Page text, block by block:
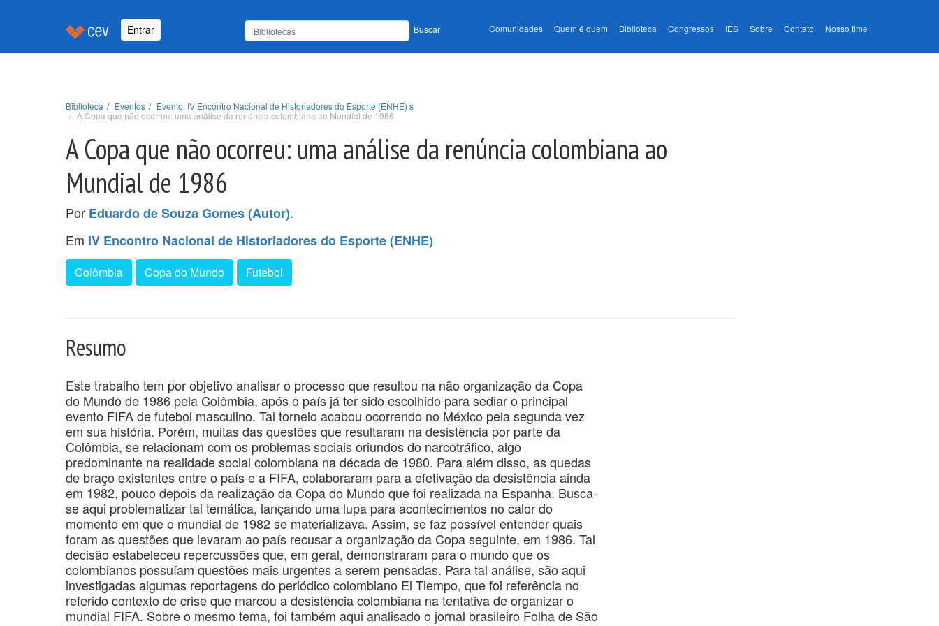
Entrar Buscar Comunidades Quem é quem Biblioteca Congressos IES Sobre Contato Nosso time
Biblioteca Eventos
Evento: IV Encontro Nacional de Historiadores do Esporte (ENHE) s
A Copa que não ocorreu: uma análise da renúncia colombiana ao Mundial de 1986
A Copa que não ocorreu: uma análise da renúncia colombiana ao
Mundial de 1986
Por Eduardo de Souza Gomes (Autor).
Em IV Encontro Nacional de Historiadores do Esporte (ENHE)
Colômbia Copa do Mundo Futebol
Resumo
Este trabalho tem por objetivo analisar o processo que resultou na não organização da Copa
do Mundo de 1986 pela Colômbia, após o país já ter sido escolhido para sediar o principal
evento FIFA de futebol masculino. Tal torneio acabou ocorrendo no México pela segunda vez
em sua história. Porém, muitas das questões que resultaram na desistência por parte da
Colômbia, se relacionam com os problemas sociais oriundos do narcotráfico, algo
predominante na realidade social colombiana na década de 1980. Para além disso, as quedas
de braço existentes entre o país e a FIFA, colaboraram para a efetivação da desistência ainda
em 1982, pouco depois da realização da Copa do Mundo que foi realizada na Espanha. Busca-
se aqui problematizar tal temática, lançando uma lupa para acontecimentos no calor do
momento em que o mundial de 1982 se materializava. Assim, se faz possível entender quais
foram as questões que levaram ao país recusar a organização da Copa seguinte, em 1986. Tal
decisão estabeleceu repercussões que, em geral, demonstraram para o mundo que os
colombianos possuíam questões mais urgentes a serem pensadas. Para tal análise, são aqui
investigadas algumas reportagens do periódico colombiano El Tiempo, que foi referência no
referido contexto de crise que marcou a desistência colombiana na tentativa de organizar o
mundial FIFA. Sobre o mesmo tema, foi também aqui analisado o jornal brasileiro Folha de São